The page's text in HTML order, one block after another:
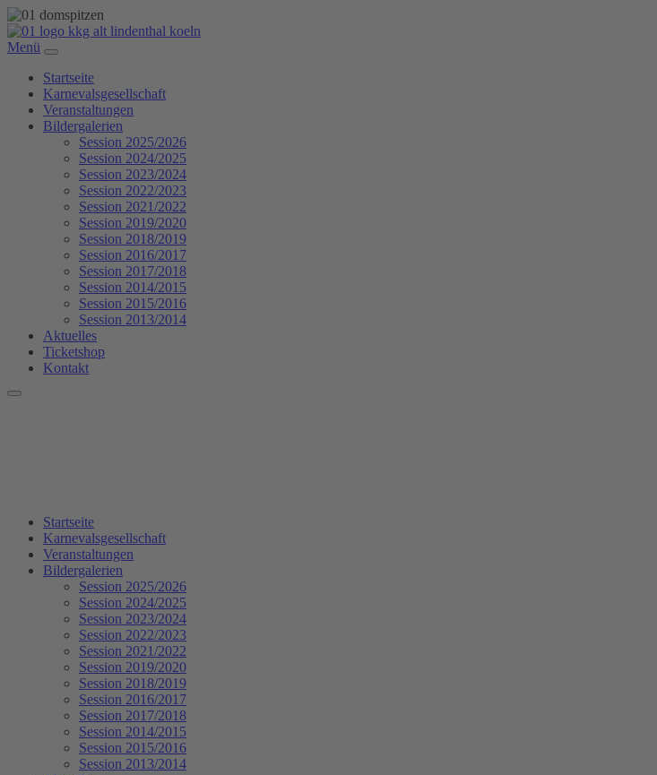
Menü
Startseite
Karnevalsgesellschaft
Veranstaltungen
Bildergalerien
Session 2025/2026
Session 2024/2025
Session 2023/2024
Session 2022/2023
Session 2021/2022
Session 2019/2020
Session 2018/2019
Session 2016/2017
Session 2017/2018
Session 2014/2015
Session 2015/2016
Session 2013/2014
Aktuelles
Ticketshop
Kontakt
Startseite
Karnevalsgesellschaft
Veranstaltungen
Bildergalerien
Session 2025/2026
Session 2024/2025
Session 2023/2024
Session 2022/2023
Session 2021/2022
Session 2019/2020
Session 2018/2019
Session 2016/2017
Session 2017/2018
Session 2014/2015
Session 2015/2016
Session 2013/2014